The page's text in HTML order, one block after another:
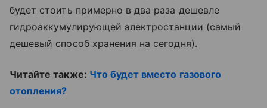
будет стоить примерно в два раза дешевле
гидроаккумулирующей электростанции (самый
дешевый способ хранения на сегодня).
Читайте также: Что будет вместо газового
отопления?